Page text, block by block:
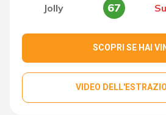
Jolly 67
SCOPRI SE HAI
VIDEO